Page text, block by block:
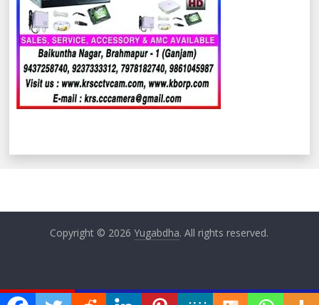
Copyright © 2026Yugabdha. All rights reserved.